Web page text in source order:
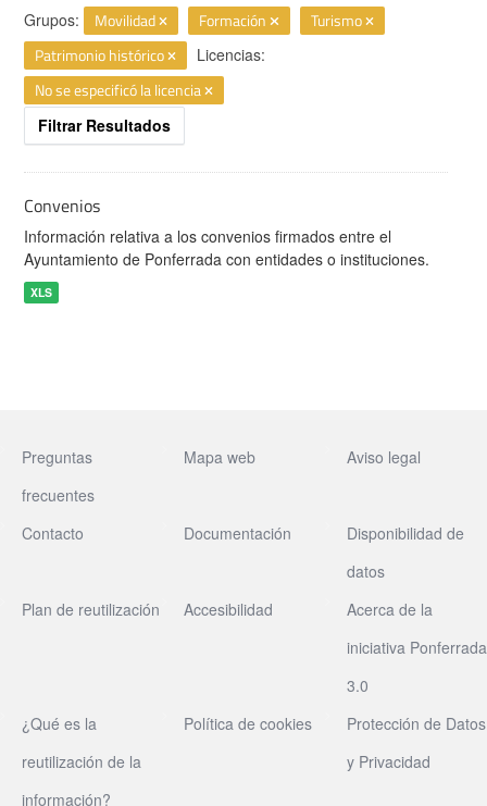
Grupos: Movilidad Formación
Turismo
Patrimonio histórico
Licencias:
No se especificó la licencia
Filtrar Resultados
Convenios
Información relativa a los convenios firmados entre el
Ayuntamiento de Ponferrada con entidades o instituciones.
XLS
Preguntas
frecuentes
Mapa web Aviso legal
Contacto Documentación
Disponibilidad de
datos
Plan de reutilización
Accesibilidad
Acerca de la
iniciativa Ponferrada
3.0
¿Qué es la
reutilización de la
información?
Política de cookies
Protección de Datos
y Privacidad